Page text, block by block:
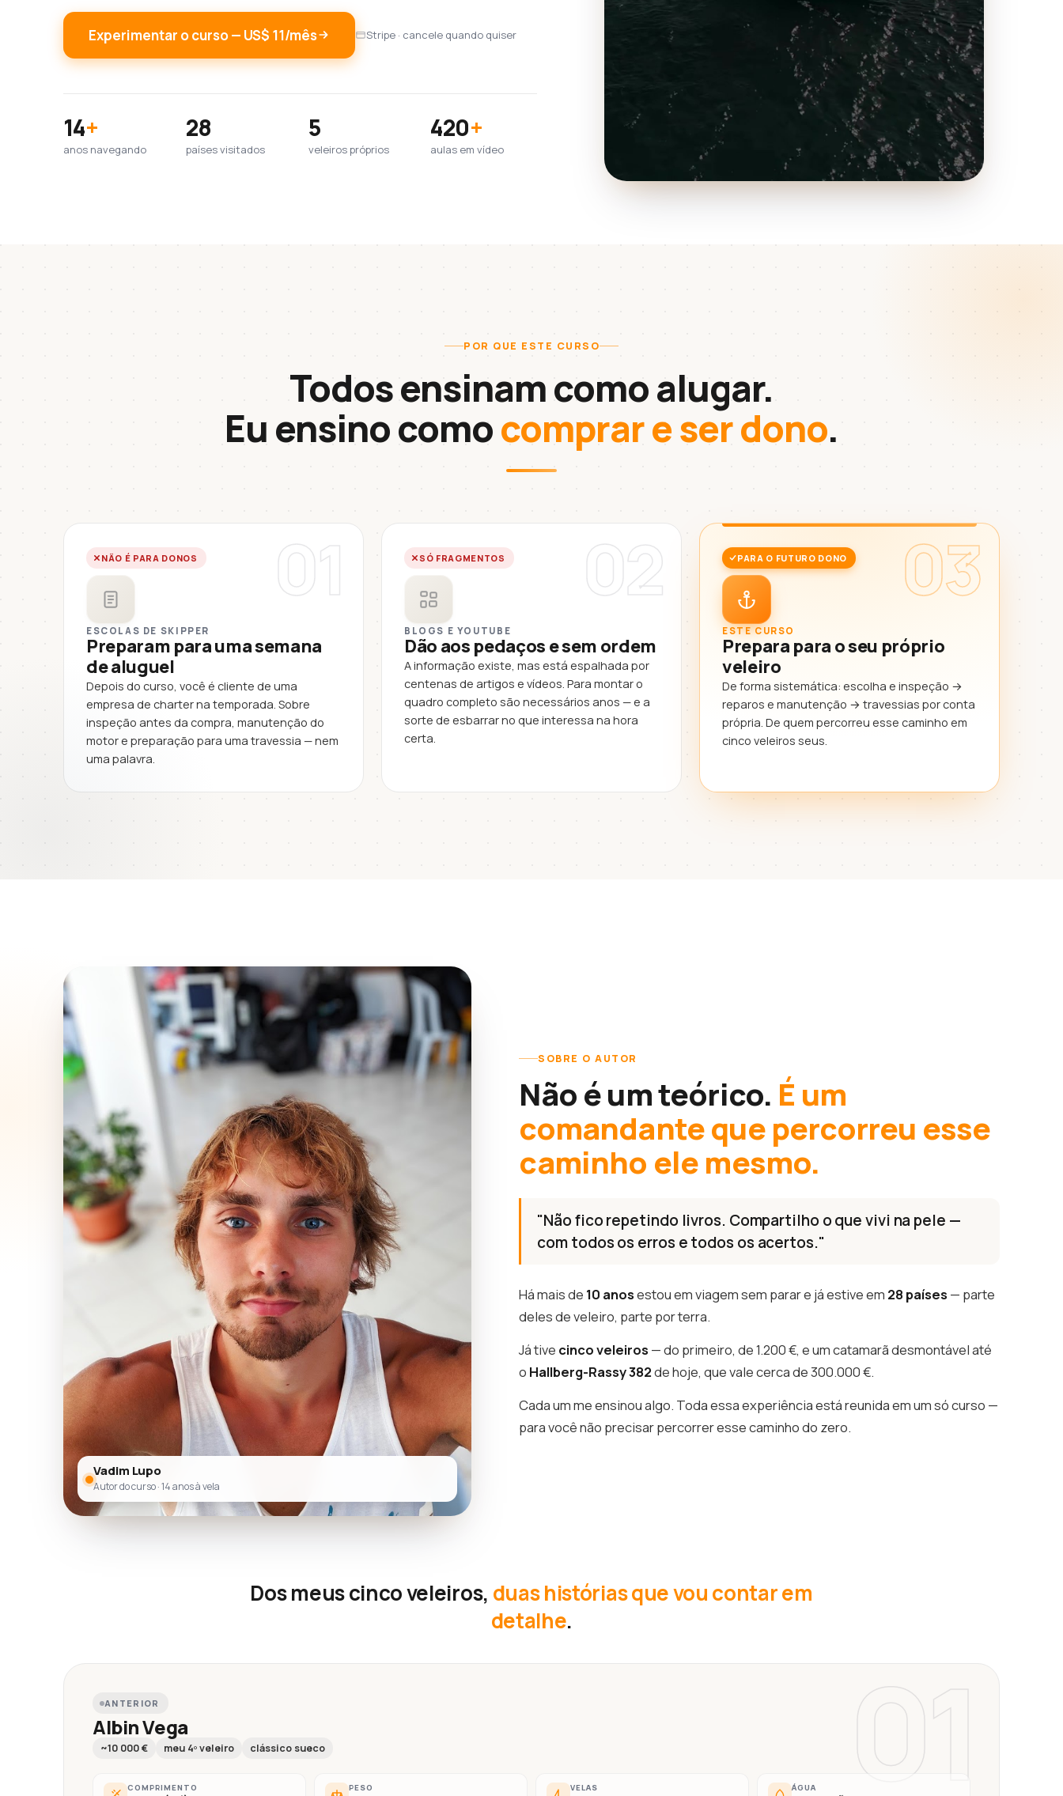
Experimentar o curso — US$ 11/mês Stripe · cancele quando quiser
14+
anos navegando
28
países visitados
5
veleiros próprios
420+
aulas em vídeo
POR QUE ESTE CURSO
Todos ensinam como alugar.
Eu ensino comocomprar e ser dono.
01
NÃO É PARA DONOS
ESCOLAS DE SKIPPER
Preparam para uma semana
de aluguel
Depois do curso, você é cliente de uma
empresa de charter na temporada. Sobre
inspeção antes da compra, manutenção do
motor e preparação para uma travessia — nem
uma palavra.
02
SÓ FRAGMENTOS
BLOGS E YOUTUBE
Dão aos pedaços e sem ordem
A informação existe, mas está espalhada por
centenas de artigos e vídeos. Para montar o
quadro completo são necessários anos — e a
sorte de esbarrar no que interessa na hora
certa.
03
PARA O FUTURO DONO
ESTE CURSO
Prepara para o seu próprio
veleiro
De forma sistemática: escolha e inspeção →
reparos e manutenção → travessias por conta
própria. De quem percorreu esse caminho em
cinco veleiros seus.
Vadim Lupo
Autor do curso · 14 anos à vela
SOBRE O AUTOR
Não é um teórico. É um
comandante que percorreu esse
caminho ele mesmo.
"Não fico repetindo livros. Compartilho o que vivi na pele —
com todos os erros e todos os acertos."
Há mais de 10 anosestou em viagem sem parar e já estive em 28 países — parte
deles de veleiro, parte por terra.
Já tive cinco veleiros — do primeiro, de 1.200 €, e um catamarã desmontável até
o Hallberg-Rassy 382de hoje, que vale cerca de 300.000 €.
Cada um me ensinou algo. Toda essa experiência está reunida em um só curso —
para você não precisar percorrer esse caminho do zero.
Dos meus cinco veleiros, duas histórias que vou contar em
detalhe.
01
ANTERIOR
Albin Vega
~10 000 € meu 4º veleiro clássico sueco
COMPRIMENTO PESO VELAS ÁGUA